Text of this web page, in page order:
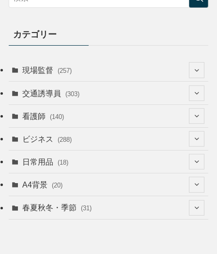
カテゴリー
現場監督 (257)
(52)
(74)
交通誘導員 (303)
(64)
(53)
(55)
看護師 (140)
(53)
(36)
(22)
ビジネス (288)
(120)
(12)
(49)
(8)
日常用品 (18)
(13)
A4背景 (20)
(5)
春夏秋冬・季節 (31)